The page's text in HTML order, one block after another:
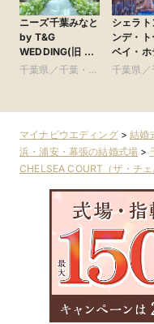
ニーズ千葉みなと
by T&G
WEDDING(旧 ベ
イサイドパーク迎
千葉県／千葉・舞
シェラト
ンデ・
ベイ・ホ
千葉県／
マイナビウエディング>結婚
浜・浦安・幕張の結婚式場 >
CHELSEA COURT（ザ・チェ